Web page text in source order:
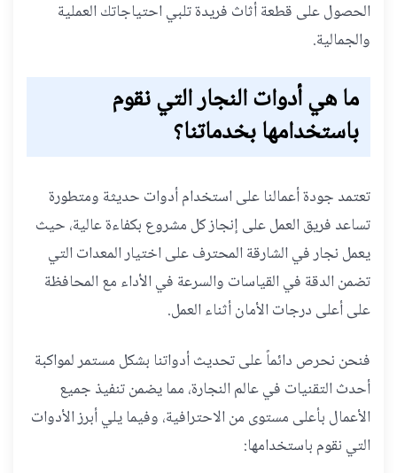
الحصول على قطعة أثاث فريدة تلبي احتياجاتك العملية
والجمالية.
ما هي أدوات النجار التي نقوم
باستخدامها بخدماتنا؟
تعتمد جودة أعمالنا على استخدام أدوات حديثة ومتطورة
تساعد فريق العمل على إنجاز كل مشروع بكفاءة عالية، حيث
يعمل نجار في الشارقة المحترف على اختيار المعدات التي
تضمن الدقة في القياسات والسرعة في الأداء مع المحافظة
على أعلى درجات الأمان أثناء العمل.
فنحن نحرص دائماً على تحديث أدواتنا بشكل مستمر لمواكبة
أحدث التقنيات في عالم النجارة، مما يضمن تنفيذ جميع
الأعمال بأعلى مستوى من الاحترافية، وفيما يلي أبرز الأدوات
التي نقوم باستخدامها: